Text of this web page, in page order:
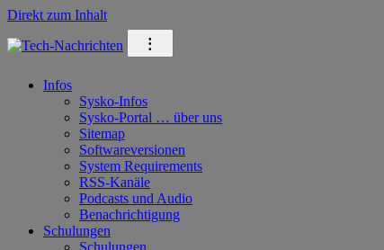
Direkt zum Inhalt
⁝
Infos
Sysko-Infos
Sysko-Portal … über uns
Sitemap
Softwareversionen
System Requirements
RSS-Kanäle
Podcasts und Audio
Benachrichtigung
Schulungen
Schulungen